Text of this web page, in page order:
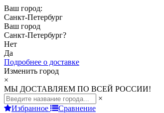
Ваш город:
Санкт-Петербург
Ваш город
Санкт-Петербург?
Нет
Да
Подробнее о доставке
Изменить город
×
МЫ ДОСТАВЛЯЕМ ПО ВСЕЙ РОССИИ!
×
Избранное
Сравнение